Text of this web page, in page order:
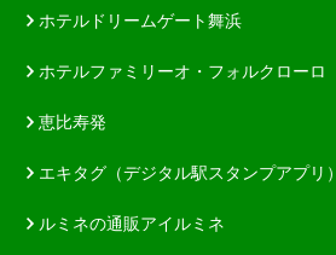
ホテルドリームゲート舞浜
ホテルファミリーオ・フォルクローロ
恵比寿発
エキタグ（デジタル駅スタンプアプリ）
ルミネの通販アイルミネ